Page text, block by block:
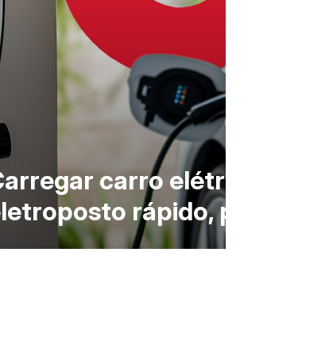
carro elétrico em
rápido, pode